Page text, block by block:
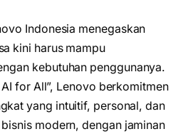
Indonesia menegaskan
kini harus mampu
kebutuhan penggunanya.
for All”, Lenovo berkomitmen
yang intuitif, personal, dan
modern, dengan jaminan